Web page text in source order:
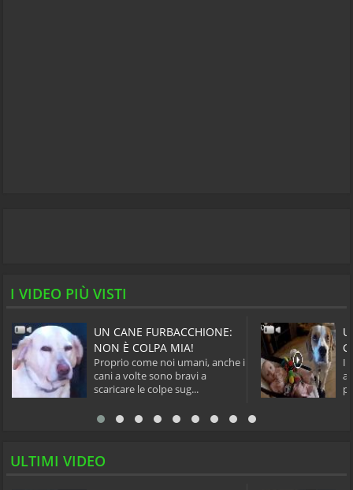
I VIDEO PIÙ VISTI
UN CANE FURBACCHIONE:
NON È COLPA MIA!
Proprio come noi umani, anche i
cani a volte sono bravi a
scaricare le colpe sug...
Il
ULTIMI VIDEO